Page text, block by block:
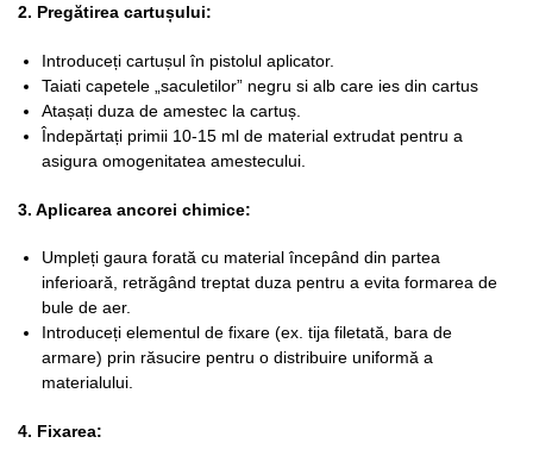
2. Pregătirea cartușului:
Introduceți cartușul în pistolul aplicator.
Taiati capetele „saculetilor” negru si alb care ies din cartus
Atașați duza de amestec la cartuș.
Îndepărtați primii 10-15 ml de material extrudat pentru a
asigura omogenitatea amestecului.
3. Aplicarea ancorei chimice:
Umpleți gaura forată cu material începând din partea
inferioară, retrăgând treptat duza pentru a evita formarea de
bule de aer.
Introduceți elementul de fixare (ex. tija filetată, bara de
armare) prin răsucire pentru o distribuire uniformă a
materialului.
4. Fixarea: